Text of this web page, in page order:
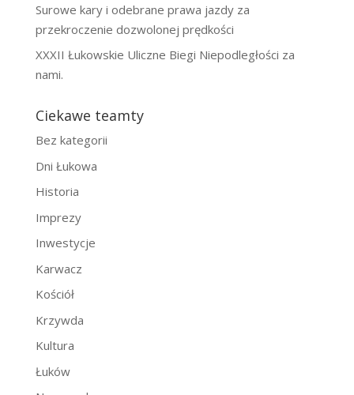
Surowe kary i odebrane prawa jazdy za
przekroczenie dozwolonej prędkości
XXXII Łukowskie Uliczne Biegi Niepodległości za
nami.
Ciekawe teamty
Bez kategorii
Dni Łukowa
Historia
Imprezy
Inwestycje
Karwacz
Kościół
Krzywda
Kultura
Łuków